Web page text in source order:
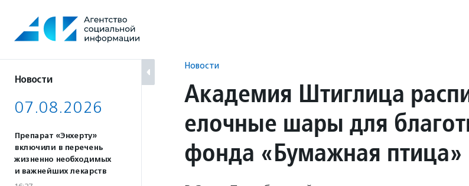
содержанию
Новости
07.08.2026
Препарат «Энхерту»
включили в перечень
жизненно необходимых
и важнейших лекарств
Новости
Академия Штиглица
елочные шары для
фонда «Бумажная птица»